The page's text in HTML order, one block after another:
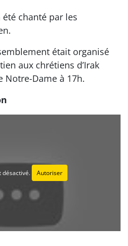
chanté par les
était organisé
aux chrétiens d’Irak
Notre-Dame à 17h.
désactivé. Autoriser